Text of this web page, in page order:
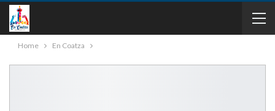
Home En Coatza